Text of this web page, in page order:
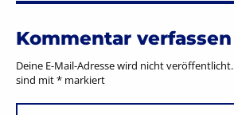
Kommentar verfassen
Deine E-Mail-Adresse wird nicht veröffentlicht.
sind mit* markiert